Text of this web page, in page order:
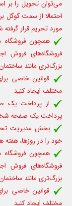
می‌توان تحویل را بر
مورد تحریم قرار گرفته
همچون فروشگاه
فروشگاه‌های فروش
بزرگ‌تری مانند
قوانین خاصی
مختلف ایجاد کنید
از پرداخت یک
پرداخت یک صفحه
بخش مدیریت
خود را در روزها، هفته
همچون فروشگاه
فروشگاه‌های فروش
بزرگ‌تری مانند
قوانین خاصی
مختلف ایجاد کنید